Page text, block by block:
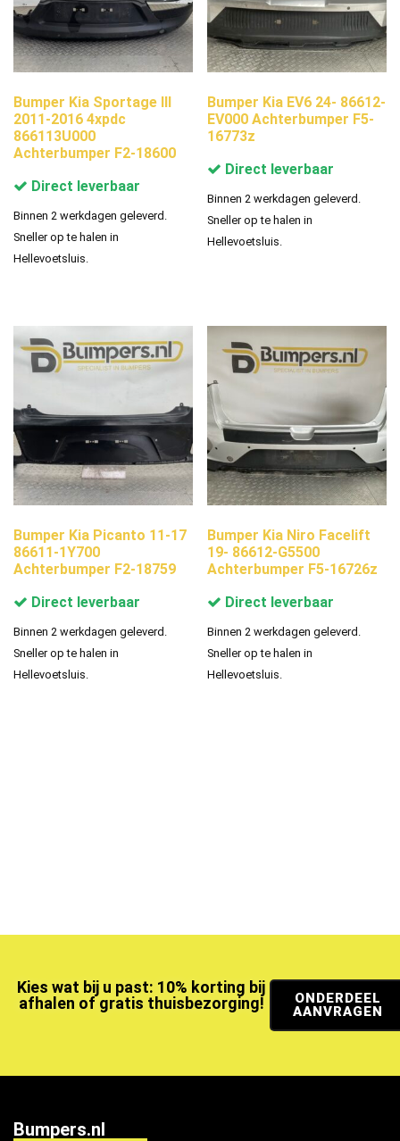
Bumper Kia Sportage III
2011-2016 4xpdc
866113U000
Achterbumper F2-18600
Direct leverbaar
Binnen 2 werkdagen geleverd.
Sneller op te halen in
Hellevoetsluis.
Bumper Kia EV6 24- 86612-
EV000 Achterbumper F5-
16773z
Direct leverbaar
Binnen 2 werkdagen geleverd.
Sneller op te halen in
Hellevoetsluis.
Bumper Kia Picanto 11-17
86611-1Y700
Achterbumper F2-18759
Direct leverbaar
Binnen 2 werkdagen geleverd.
Sneller op te halen in
Hellevoetsluis.
Bumper Kia Niro Facelift
19- 86612-G5500
Achterbumper F5-16726z
Direct leverbaar
Binnen 2 werkdagen geleverd.
Sneller op te halen in
Hellevoetsluis.
Kies wat bij u past: 10% korting bij
afhalen of gratis thuisbezorging!
ONDERDEEL
AANVRAGEN
Bumpers.nl